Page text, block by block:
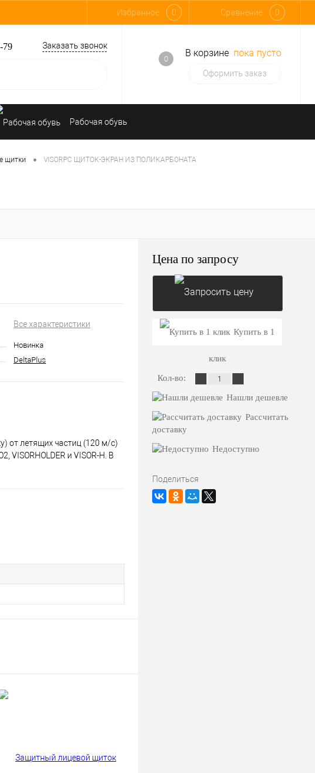
Избранное 0 Сравнение 0
79 Заказать звонок
0
В корзине пока пусто
Оформить заказ
Рабочая обувь
Средства индивидуальной защиты
щитки • VISORPC ЩИТОК-ЭКРАН ИЗ ПОЛИКАРБОНАТА
Все характеристики
Новинка
DeltaPlus
от летящих частиц (120 м/с)
и VISOR-H. В
Цена по запросу
Запросить ценуКупить в 1
клик
Кол-во:
Нашли дешевле
Рассчитать
доставку
Недоступно
Поделиться